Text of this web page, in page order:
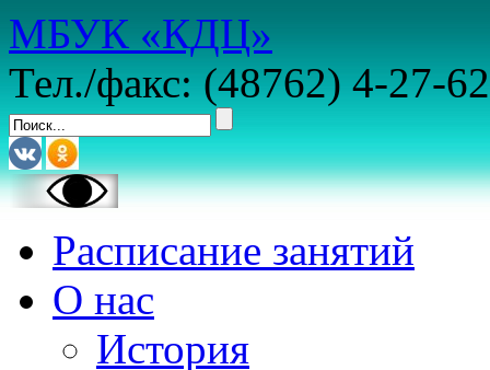
МБУК «КДЦ»
Тел./факс: (48762) 4-27-62
Расписание занятий
О нас
История